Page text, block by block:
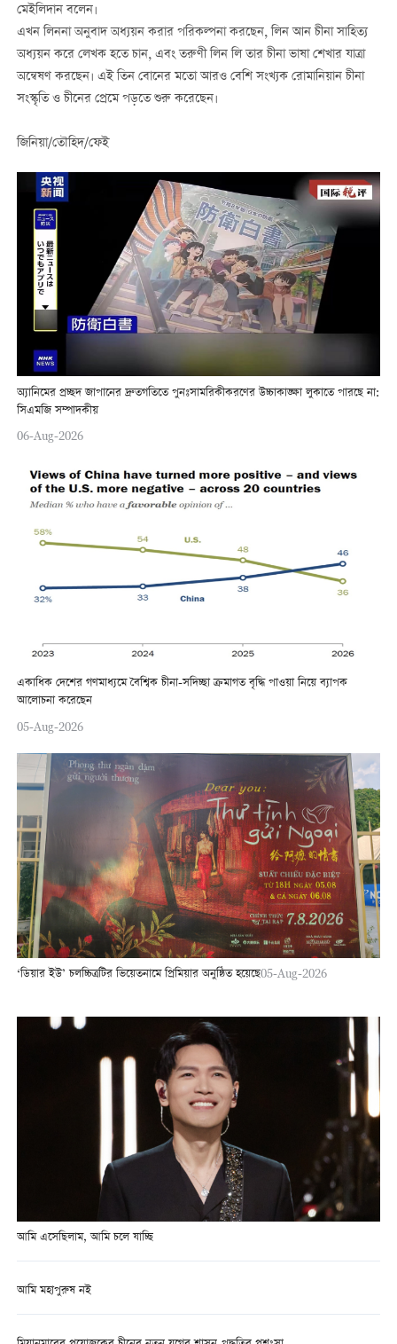
মেইলিদান বলেন।
এখন লিননা অনুবাদ অধ্যয়ন করার পরিকল্পনা করছেন, লিন আন চীনা সাহিত্য
অধ্যয়ন করে লেখক হতে চান, এবং তরুণী লিন লি তার চীনা ভাষা শেখার যাত্রা
অন্বেষণ করছেন। এই তিন বোনের মতো আরও বেশি সংখ্যক রোমানিয়ান চীনা
সংস্কৃতি ও চীনের প্রেমে পড়তে শুরু করেছেন।
জিনিয়া/তৌহিদ/ফেই
অ্যানিমের প্রচ্ছদ জাপানের দ্রুতগতিতে পুনঃসামরিকীকরণের উচ্চাকাঙ্ক্ষা লুকাতে পারছে না:
সিএমজি সম্পাদকীয়
06-Aug-2026
একাধিক দেশের গণমাধ্যমে বৈশ্বিক চীনা-সদিচ্ছা ক্রমাগত বৃদ্ধি পাওয়া নিয়ে ব্যাপক
আলোচনা করেছেন
05-Aug-2026
‘ডিয়ার ইউ’ চলচ্চিত্রটির ভিয়েতনামে প্রিমিয়ার অনুষ্ঠিত হয়েছে05-Aug-2026
আমি এসেছিলাম, আমি চলে যাচ্ছি
আমি মহাপুরুষ নই